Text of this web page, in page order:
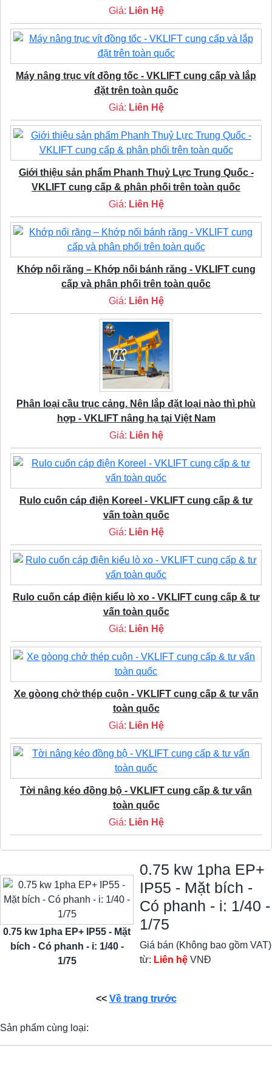
Giá: Liên Hệ
Máy nâng trục vít đồng tốc - VKLIFT cung cấp và lắp
đặt trên toàn quốc
Giá: Liên Hệ
Giới thiệu sản phẩm Phanh Thuỷ Lực Trung Quốc -
VKLIFT cung cấp & phân phối trên toàn quốc
Giá: Liên Hệ
Khớp nối răng – Khớp nối bánh răng - VKLIFT cung
cấp và phân phối trên toàn quốc
Giá: Liên Hệ
Phân loại cầu trục cảng. Nên lắp đặt loại nào thì phù
hợp - VKLIFT nâng hạ tại Việt Nam
Giá: Liên hệ
Rulo cuốn cáp điện Koreel - VKLIFT cung cấp & tư
vấn toàn quốc
Giá: Liên Hệ
Rulo cuốn cáp điện kiểu lò xo - VKLIFT cung cấp & tư
vấn toàn quốc
Giá: Liên Hệ
Xe gòong chở thép cuộn - VKLIFT cung cấp & tư vấn
toàn quốc
Giá: Liên Hệ
Tời nâng kéo đồng bộ - VKLIFT cung cấp & tư vấn
toàn quốc
Giá: Liên Hệ
0.75 kw 1pha EP+ IP55 - Mặt
bích - Có phanh - i: 1/40 -
1/75
0.75 kw 1pha EP+
IP55 - Mặt bích -
Có phanh - i: 1/40 -
1/75
Giá bán (Không bao gồm VAT)
từ: Liên hệ VNĐ
<< Về trang trước
Sản phẩm cùng loại: